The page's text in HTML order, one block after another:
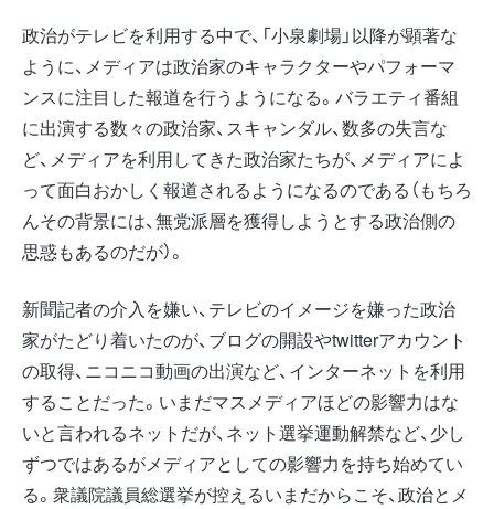
政治がテレビを利用する中で、「小泉劇場」以降が顕著な
ように、メディアは政治家のキャラクターやパフォーマ
ンスに注目した報道を行うようになる。バラエティ番組
に出演する数々の政治家、スキャンダル、数多の失言な
ど、メディアを利用してきた政治家たちが、メディアによ
って面白おかしく報道されるようになるのである（もちろ
んその背景には、無党派層を獲得しようとする政治側の
思惑もあるのだが）。
新聞記者の介入を嫌い、テレビのイメージを嫌った政治
家がたどり着いたのが、ブログの開設やtwitterアカウント
の取得、ニコニコ動画の出演など、インターネットを利用
することだった。いまだマスメディアほどの影響力はな
いと言われるネットだが、ネット選挙運動解禁など、少し
ずつではあるがメディアとしての影響力を持ち始めてい
る。衆議院議員総選挙が控えるいまだからこそ、政治とメ